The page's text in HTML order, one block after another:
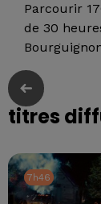
Parcourir
de 30
titres
7h46
7h46